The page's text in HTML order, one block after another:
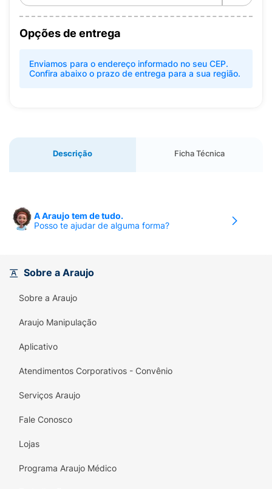
Opções de entrega
Enviamos para o endereço informado no seu CEP.
Confira abaixo o prazo de entrega para a sua região.
Descrição Ficha Técnica
A Araujo tem de tudo.
Posso te ajudar de alguma forma?
Sobre a Araujo
Sobre a Araujo
Araujo Manipulação
Aplicativo
Atendimentos Corporativos - Convênio
Serviços Araujo
Fale Conosco
Lojas
Programa Araujo Médico